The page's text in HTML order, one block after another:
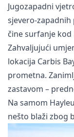
Jugozapadni
sjevero-zapadnih
čine surfanje
Zahvaljujući
lokacija Carbis
prometna.
zastavom –
Na samom
nešto blaži zbog